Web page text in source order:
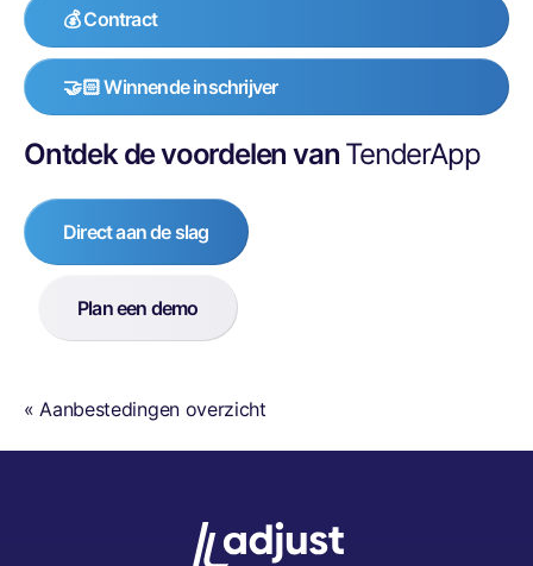
💰 Contract
🤝🏻 Winnende inschrijver
Ontdek de voordelen van TenderApp
Direct aan de slag
Plan een demo
« Aanbestedingen overzicht